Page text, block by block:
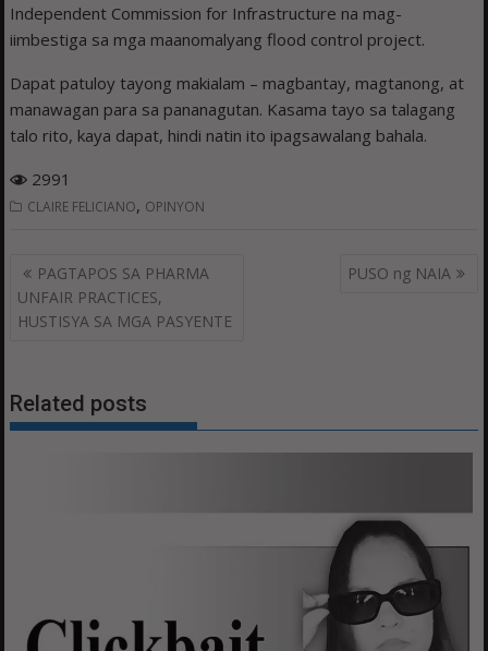
Independent Commission for Infrastructure na mag-
iimbestiga sa mga maanomalyang flood control project.
Dapat patuloy tayong makialam – magbantay, magtanong, at
manawagan para sa pananagutan. Kasama tayo sa talagang
talo rito, kaya dapat, hindi natin ito ipagsawalang bahala.
2991
CLAIRE FELICIANO, OPINYON
Post
navigation
PAGTAPOS SA PHARMA
UNFAIR PRACTICES,
HUSTISYA SA MGA PASYENTE
PUSO ng NAIA
Related posts